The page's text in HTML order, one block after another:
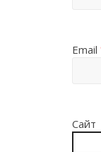
Email
Сайт